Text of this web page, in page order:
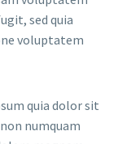
sed quia
voluptatem
quia dolor sit
numquam